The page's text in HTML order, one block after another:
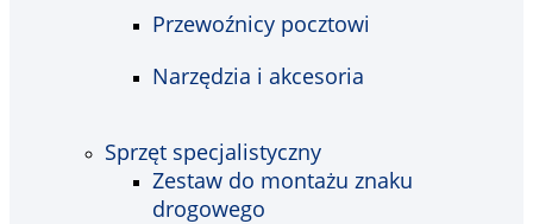
Przewoźnicy pocztowi
Narzędzia i akcesoria
Sprzęt specjalistyczny
Zestaw do montażu znaku
drogowego